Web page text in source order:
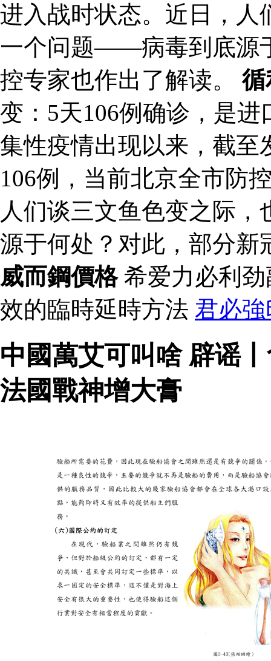
进入战时状态。近日，人
一个问题——病毒到底源
控专家也作出了解读。循
变：5天106例确诊，是
集性疫情出现以来，截至
106例，当前北京全市防
人们谈三文鱼色变之际
源于何处？对此，部分新
威而鋼價格希爱力必利劲
效的臨時延時方法 君必
中國萬艾可叫啥 辟谣
法國戰神增大膏